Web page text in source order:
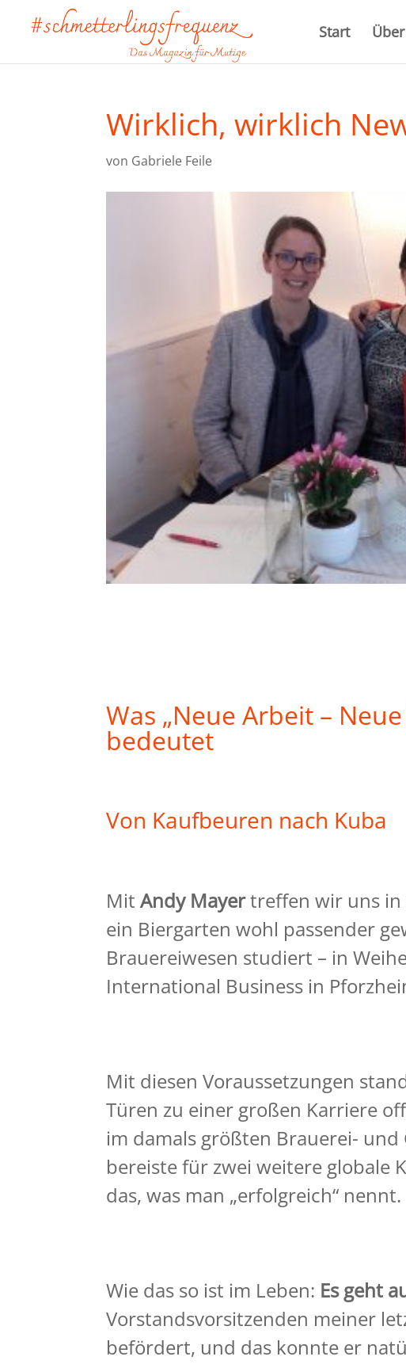
Start
Wirklich, wirklich
von Gabriele Feile
Was „Neue Arbeit –
bedeutet
Von Kaufbeuren nach Kuba
MitAndy Mayertreffen wir uns in
ein Biergarten wohl passender
Brauereiwesen studiert – in
International Business in
Mit diesen Voraussetzungen
Türen zu einer großen Karriere
im damals größten Brauerei-
bereiste für zwei weitere globale
das, was man „erfolgreich“ nennt.
Wie das so ist im Leben: Es geht
Vorstandsvorsitzenden meiner
befördert, und das konnte er